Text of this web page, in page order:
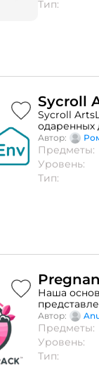
Тип:
Sycroll
Sycroll
одаренных
система
Автор:
Предметы:
Уровень:
Тип:
Наша
плода
Автор:
Предметы:
Уровень:
Тип: